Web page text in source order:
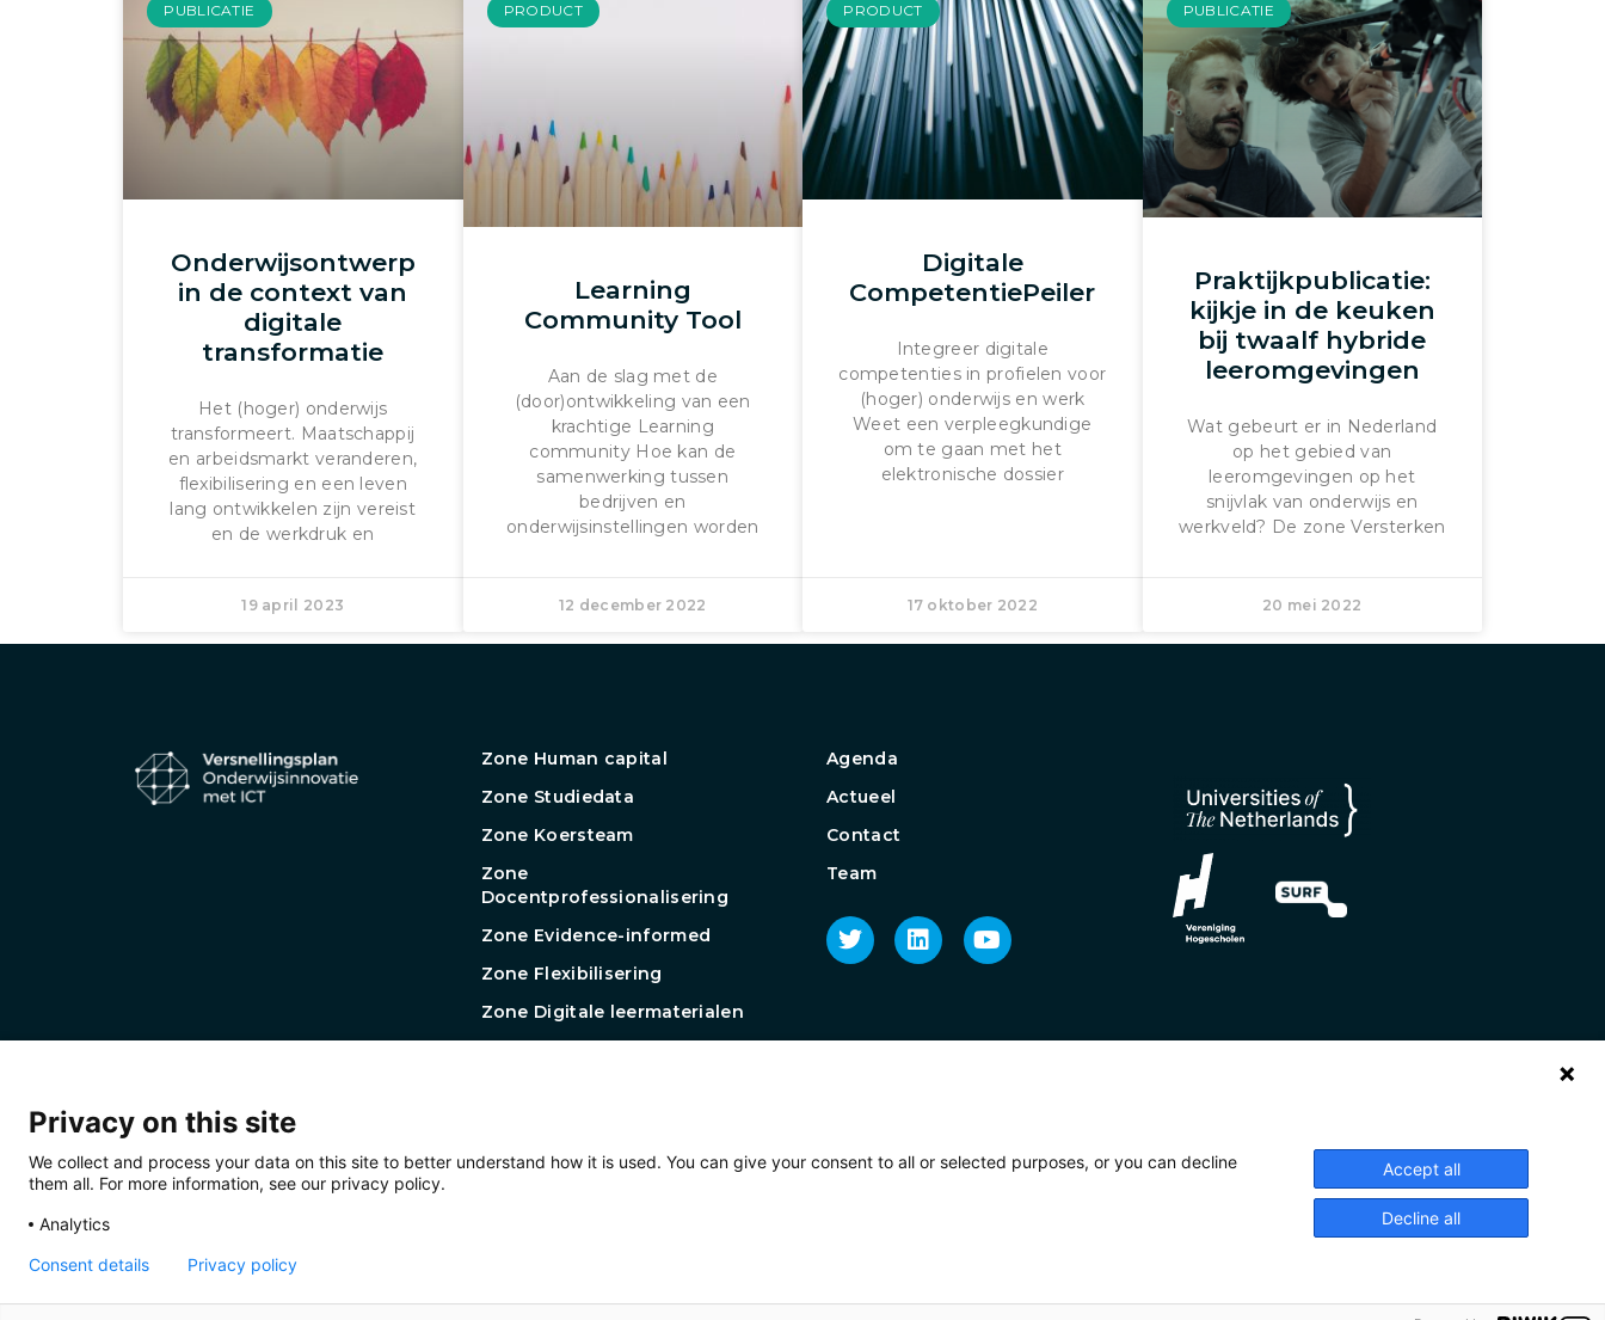
PUBLICATIE
Onderwijsontwerp
in de context van
digitale
transformatie
Het (hoger) onderwijs
transformeert. Maatschappij
en arbeidsmarkt veranderen,
flexibilisering en een leven
lang ontwikkelen zijn vereist
en de werkdruk en
19 april 2023
PRODUCT
Learning
Community Tool
Aan de slag met de
(door)ontwikkeling van een
krachtige Learning
community Hoe kan de
samenwerking tussen
bedrijven en
onderwijsinstellingen worden
12 december 2022
PRODUCT
Digitale
CompetentiePeiler
Integreer digitale
competenties in profielen voor
(hoger) onderwijs en werk
Weet een verpleegkundige
om te gaan met het
elektronische dossier
17 oktober 2022
PUBLICATIE
Praktijkpublicatie:
kijkje in de keuken
bij twaalf hybride
leeromgevingen
Wat gebeurt er in Nederland
op het gebied van
leeromgevingen op het
snijvlak van onderwijs en
werkveld? De zone Versterken
20 mei 2022
Zone Human capital
Zone Studiedata
Zone Koersteam
Zone
Docentprofessionalisering
Zone Evidence-informed
Zone Flexibilisering
Zone Digitale leermaterialen
Agenda
Actueel
Contact
Team
Privacy Disclaimer Cookies CC BY 4.0
Privacy on this site
We collect and process your data on this site to better understand how it is used. You can give your consent to all or selected purposes, or you can decline
them all. For more information, see our privacy policy.
Analytics
Accept all
Decline all
Consent details Privacy policy